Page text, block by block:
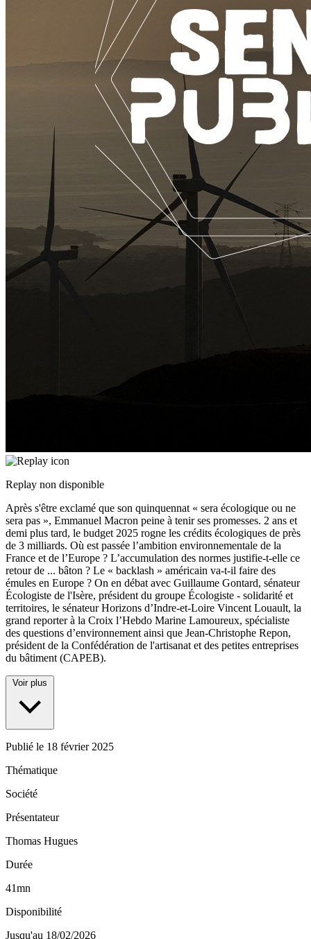
Replay non disponible
Après s'être exclamé que son quinquennat « sera écologique ou ne
sera pas », Emmanuel Macron peine à tenir ses promesses. 2 ans et
demi plus tard, le budget 2025 rogne les crédits écologiques de près
de 3 milliards. Où est passée l’ambition environnementale de la
France et de l’Europe ? L’accumulation des normes justifie-t-elle ce
retour de ... bâton ? Le « backlash » américain va-t-il faire des
émules en Europe ? On en débat avec Guillaume Gontard, sénateur
Écologiste de l'Isère, président du groupe Écologiste - solidarité et
territoires, le sénateur Horizons d’Indre-et-Loire Vincent Louault, la
grand reporter à la Croix l’Hebdo Marine Lamoureux, spécialiste
des questions d’environnement ainsi que Jean-Christophe Repon,
président de la Confédération de l'artisanat et des petites entreprises
du bâtiment (CAPEB).
Voir plus
Publié le 18 février 2025
Thématique
Société
Présentateur
Thomas Hugues
Durée
41mn
Disponibilité
Jusqu'au 18/02/2026